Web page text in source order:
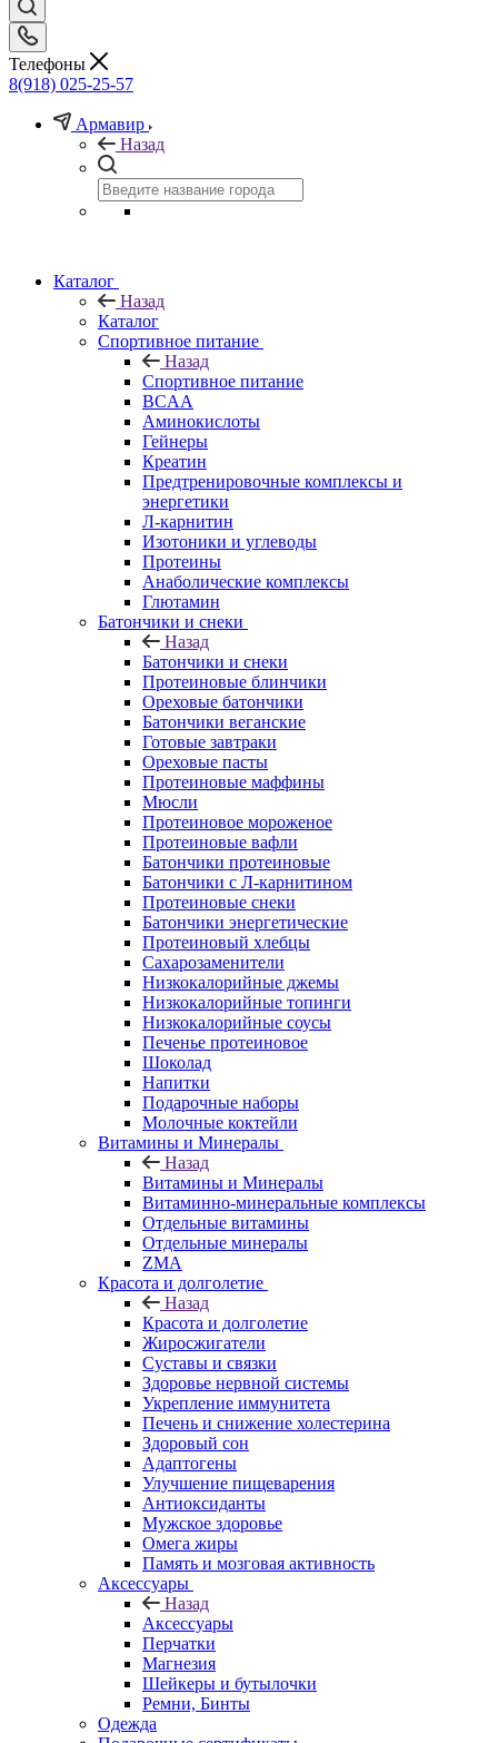
Телефоны
8(918) 025-25-57
Армавир
Назад
Каталог
Назад
Каталог
Спортивное питание
Назад
Спортивное питание
BCAA
Аминокислоты
Гейнеры
Креатин
Предтренировочные комплексы и
энергетики
Л-карнитин
Изотоники и углеводы
Протеины
Анаболические комплексы
Глютамин
Батончики и снеки
Назад
Батончики и снеки
Протеиновые блинчики
Ореховые батончики
Батончики веганские
Готовые завтраки
Ореховые пасты
Протеиновые маффины
Мюсли
Протеиновое мороженое
Протеиновые вафли
Батончики протеиновые
Батончики с Л-карнитином
Протеиновые снеки
Батончики энергетические
Протеиновый хлебцы
Сахарозаменители
Низкокалорийные джемы
Низкокалорийные топинги
Низкокалорийные соусы
Печенье протеиновое
Шоколад
Напитки
Подарочные наборы
Молочные коктейли
Витамины и Минералы
Назад
Витамины и Минералы
Витаминно-минеральные комплексы
Отдельные витамины
Отдельные минералы
ZMA
Красота и долголетие
Назад
Красота и долголетие
Жиросжигатели
Суставы и связки
Здоровье нервной системы
Укрепление иммунитета
Печень и снижение холестерина
Здоровый сон
Адаптогены
Улучшение пищеварения
Антиоксиданты
Мужское здоровье
Омега жиры
Память и мозговая активность
Аксессуары
Назад
Аксессуары
Перчатки
Магнезия
Шейкеры и бутылочки
Ремни, Бинты
Одежда